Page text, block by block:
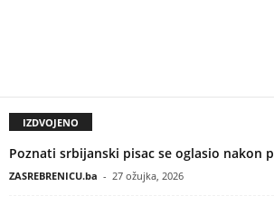
IZDVOJENO
Poznati srbijanski pisac se oglasio nakon
ZASREBRENICU.ba - 27 ožujka, 2026